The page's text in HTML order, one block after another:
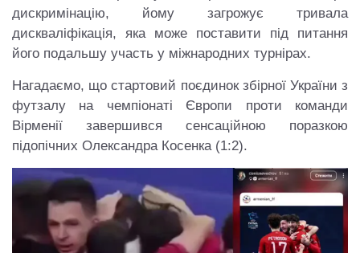
дискримінацію, йому загрожує тривала
дискваліфікація, яка може поставити під питання
його подальшу участь у міжнародних турнірах.
Нагадаємо, що стартовий поєдинок збірної України з
футзалу на чемпіонаті Європи проти команди
Вірменії завершився сенсаційною поразкою
підопічних Олександра Косенка (1:2).